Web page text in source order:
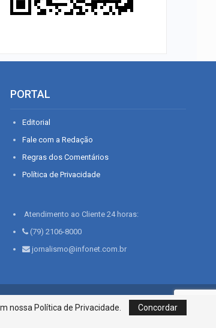
PORTAL
Editorial
Fale com a Redação
Regras dos Comentários
Política de Privacidade
Atendimento ao Cliente 24 horas:
(79) 2106-8000
jornalismo@infonet.com.br
| Aracaju-SE, CEP 49015-030, Fone: 79.2106.8000 - CI
Centro de Informações LTDA
nossa Política de Privacidade.
Concordar